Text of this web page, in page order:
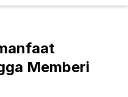
Memberi